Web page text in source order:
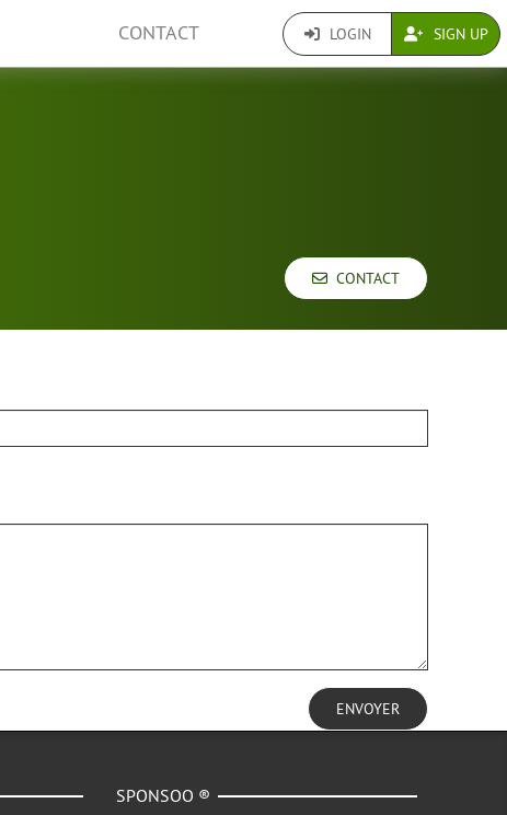
CONTACT LOGIN SIGN UP
CONTACT
ENVOYER
SPONSOO ®